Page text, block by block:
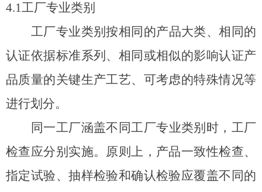
4.1工厂专业类别
工厂专业类别按相同的产品大类、相同的
认证依据标准系列、相同或相似的影响认证产
品质量的关键生产工艺、可考虑的特殊情况等
进行划分。
同一工厂涵盖不同工厂专业类别时，工厂
检查应分别实施。原则上，产品一致性检查、
指定试验、抽样检验和确认检验应覆盖不同的